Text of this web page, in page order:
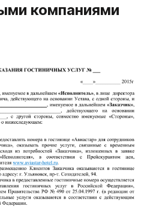
компаниями